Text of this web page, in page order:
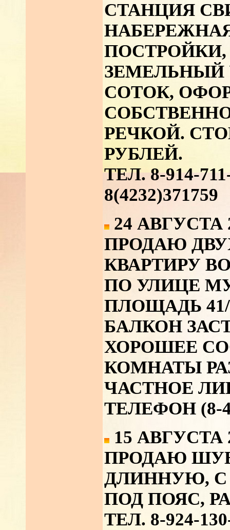
СТАНЦИЯ
ПОСТРОЙКИ,
ЗЕМЕЛЬНЫЙ
СОТОК,
РЕЧКОЙ.
РУБЛЕЙ.
ТЕЛ. 8-914-
8(4232)371759
24 АВГУСТА
ПРОДАЮ
КВАРТИРУ
ПО УЛИЦЕ
ПЛОЩАДЬ 41/
БАЛКОН
ХОРОШЕЕ
КОМНАТЫ
ЧАСТНОЕ
ТЕЛЕФОН (8-
15 АВГУСТА
ПРОДАЮ
ДЛИННУЮ,
ПОД ПОЯС,
ТЕЛ. 8-924-